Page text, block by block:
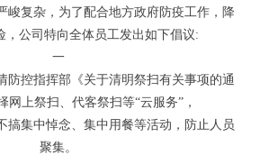
峻复杂，为了配合地方政府防疫工作，降
，公司特向全体员工发出如下倡议:
一
防控指挥部《关于清明祭扫有关事项的通
网上祭扫、代客祭扫等“云服务”，
搞集中悼念、集中用餐等活动，防止人员
聚集。